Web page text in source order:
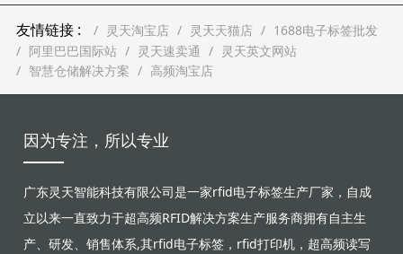
友情链接 : 灵天淘宝店 灵天天猫店
1688电子标签批发
阿里巴巴国际站
灵天速卖通
灵天英文网站
智慧仓储解决方案
高频淘宝店
因为专注，所以专业
广东灵天智能科技有限公司是一家rfid电子标签生产厂家，自成
立以来一直致力于超高频RFID解决方案生产服务商拥有自主生
产、研发、销售体系,其rfid电子标签，rfid打印机，超高频读写